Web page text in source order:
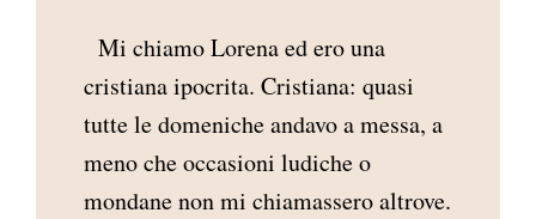
Mi chiamo Lorena ed ero una
cristiana ipocrita. Cristiana: quasi
tutte le domeniche andavo a messa, a
meno che occasioni ludiche o
mondane non mi chiamassero altrove.